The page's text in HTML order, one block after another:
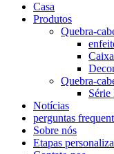
Casa
Produtos
Quebra-
Quebra-
Série
Notícias
perguntas
Sobre nós
Etapas